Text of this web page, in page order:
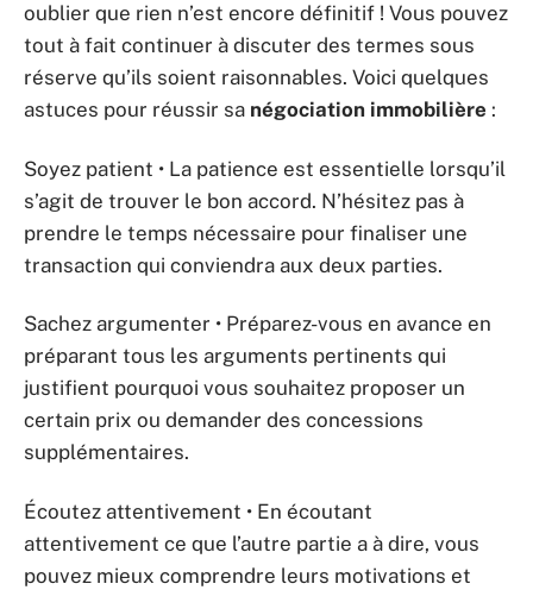
oublier que rien n’est encore définitif ! Vous pouvez
tout à fait continuer à discuter des termes sous
réserve qu’ils soient raisonnables. Voici quelques
astuces pour réussir sa négociation immobilière :
Soyez patient • La patience est essentielle lorsqu’il
s’agit de trouver le bon accord. N’hésitez pas à
prendre le temps nécessaire pour finaliser une
transaction qui conviendra aux deux parties.
Sachez argumenter • Préparez-vous en avance en
préparant tous les arguments pertinents qui
justifient pourquoi vous souhaitez proposer un
certain prix ou demander des concessions
supplémentaires.
Écoutez attentivement • En écoutant
attentivement ce que l’autre partie a à dire, vous
pouvez mieux comprendre leurs motivations et